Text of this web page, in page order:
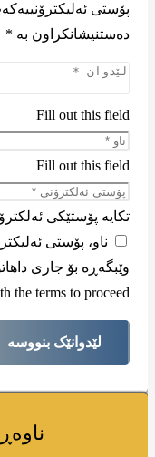
پۆستی
دەستنیشانکراون بە *
Fill out this field
Fill out this field
تکایە پۆستێکی
ناو، پۆستی
وێبگەڕە بۆ جاری
the terms to proceed
لێدوانێک بنووسە